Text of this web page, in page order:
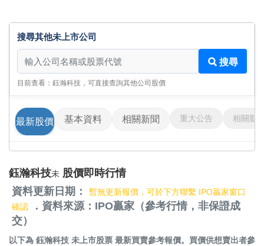
搜尋其他未上市公司
搜尋其他未上市公司
搜尋
目前查看：鈺瀚科技，可直接查詢其他公司股價
最新股價 基本資料 相關新聞 重大公告 相關影
鈺瀚科技未 股價即時行情
資料更新日期：
暫無更新報價，可於下方聯繫 IPO贏家窗口
確認
．資料來源：IPO贏家（參考行情，非保證成
交）
以下為 鈺瀚科技 未上市股票 最新買賣參考報價。買價供想賣出者參